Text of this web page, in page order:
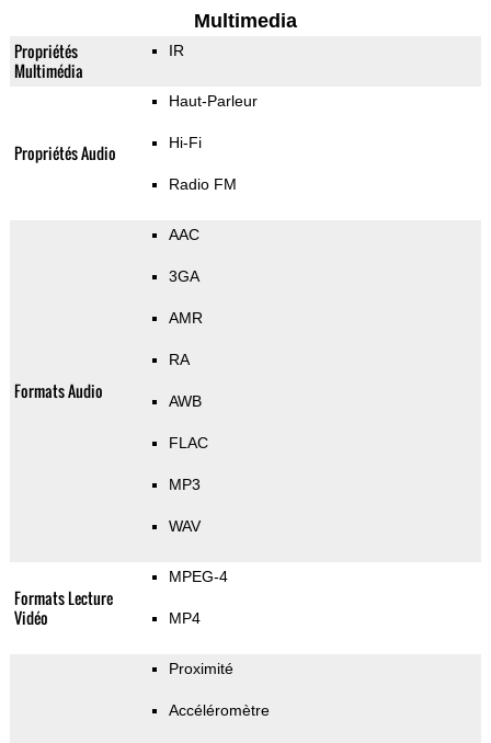
Multimedia
Propriétés
Multimédia
IR
Propriétés Audio
Haut-Parleur
Hi-Fi
Radio FM
Formats Audio
AAC
3GA
AMR
RA
AWB
FLAC
MP3
WAV
Formats Lecture
Vidéo
MPEG-4
MP4
Proximité
Accéléromètre